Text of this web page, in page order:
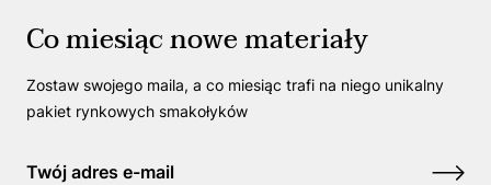
Co miesiąc nowe materiały
Zostaw swojego maila, a co miesiąc trafi na niego unikalny
pakiet rynkowych smakołyków